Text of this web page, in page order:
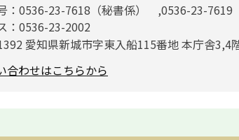
：0536-23-7618（秘書係） ,0536-23-7619
：0536-23-2002
愛知県新城市字東入船115番地 本庁舎3,4
合わせはこちらから